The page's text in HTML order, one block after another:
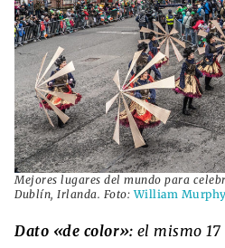
Mejores lugares del mundo para
Dublín, Irlanda. Foto:William Murphy
Dato «de color»: el mismo